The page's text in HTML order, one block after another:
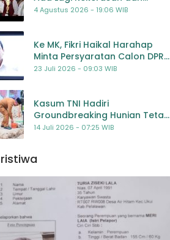
Bullying Terhadap Anak,
4 Agustus 2026 - 19:06 WIB
Ke MK, Fikri Haikal Harahap
Minta Persyaratan Calon DPR
Dilengkapi Penilaian
23 Juli 2026 - 09:03 WIB
Kasum TNI Hadiri
Groundbreaking Hunian Tetap
Pascabencana di
14 Juli 2026 - 07:25 WIB